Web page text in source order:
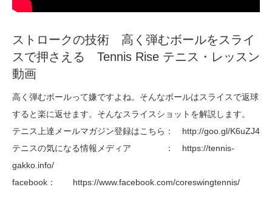
ストロークの技術 高く弾むボールをスライ
スで押さえる Tennis Rise テニス・レッスン
動画
高く弾むボールって嫌ですよね。そんなボールはスライスで返球
すると楽に返せます。そんなスライスショットを解説します。
テニス上達メールマガジン登録はこちら： http://goo.gl/K6uZJ4
テニスの気になる情報メディア ： https://tennis-
gakko.info/
facebook： https://www.facebook.com/coreswingtennis/